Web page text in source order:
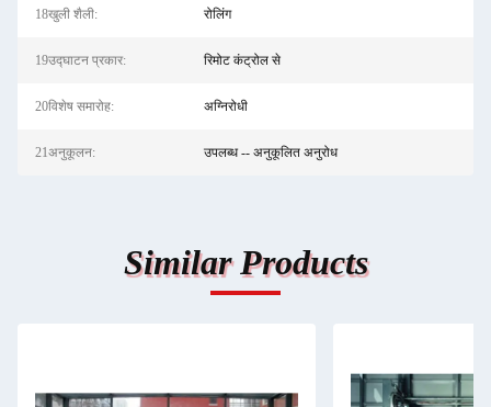
18खुली शैली: रोलिंग
19उद्घाटन प्रकार: रिमोट कंट्रोल से
20विशेष समारोह: अग्निरोधी
21अनुकूलन: उपलब्ध -- अनुकूलित अनुरोध
Similar Products